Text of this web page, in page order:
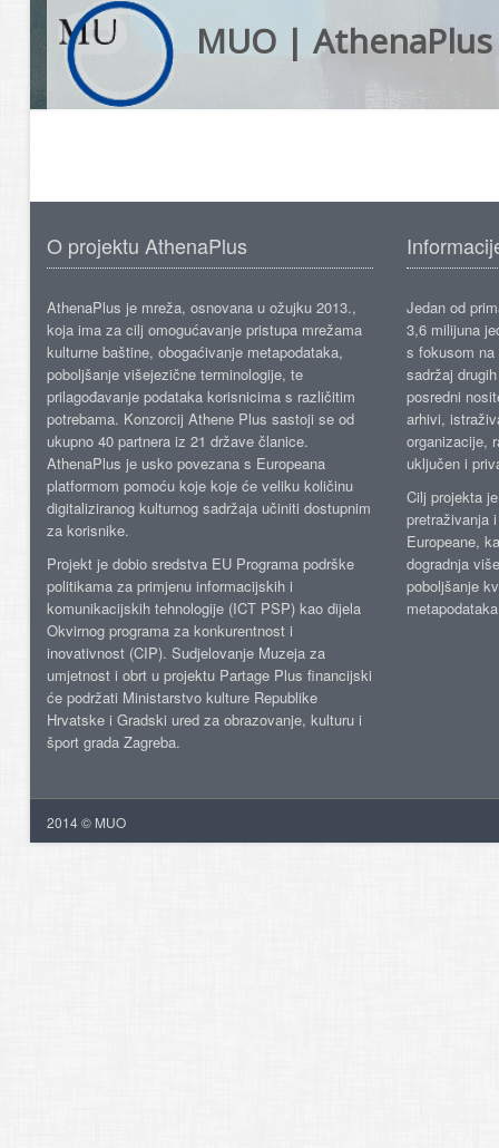
MUO | AthenaPlus
O projektu AthenaPlus
AthenaPlus je mreža, osnovana u ožujku 2013.,
koja ima za cilj omogućavanje pristupa mrežama
kulturne baštine, obogaćivanje metapodataka,
poboljšanje višejezične terminologije, te
prilagođavanje podataka korisnicima s različitim
potrebama. Konzorcij Athene Plus sastoji se od
ukupno 40 partnera iz 21 države članice.
AthenaPlus je usko povezana s Europeana
platformom pomoću koje koje će veliku količinu
digitaliziranog kulturnog sadržaja učiniti dostupnim
za korisnike.
Projekt je dobio sredstva EU Programa podrške
politikama za primjenu informacijskih i
komunikacijskih tehnologije (ICT PSP) kao dijela
Okvirnog programa za konkurentnost i
inovativnost (CIP). Sudjelovanje Muzeja za
umjetnost i obrt u projektu Partage Plus financijski
će podržati Ministarstvo kulture Republike
Hrvatske i Gradski ured za obrazovanje, kulturu i
šport grada Zagreba.
Jedan od
3,6 milijuna
s fokusom
sadržaj
posredni
arhivi,
organizacije,
uključen i
Cilj projekta
pretraživanja
Europeane,
dogradnja
poboljšanje
2014 © MUO